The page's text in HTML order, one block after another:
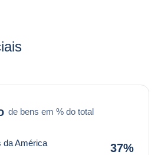
de bens em % do total
da América 37%